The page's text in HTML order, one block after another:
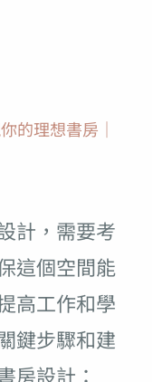
的理想書房｜
計，需要考
這個空間能
高工作和學
鍵步驟和建
房設計：